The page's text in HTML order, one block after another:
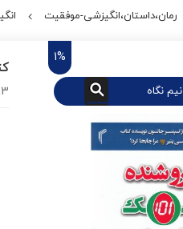
رمان،داستان،انگیزشی-موفقیت
نیم نگاه
1%